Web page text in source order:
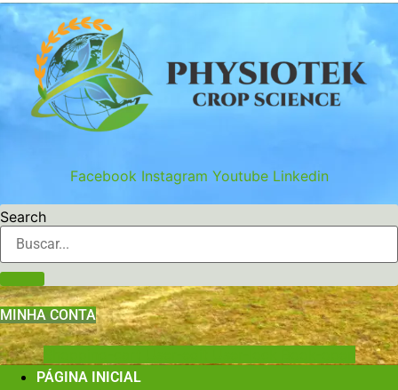
Ir
para
conteúdo
Facebook Instagram Youtube Linkedin
Search
MINHA CONTA
Shopping-cart
PÁGINA INICIAL